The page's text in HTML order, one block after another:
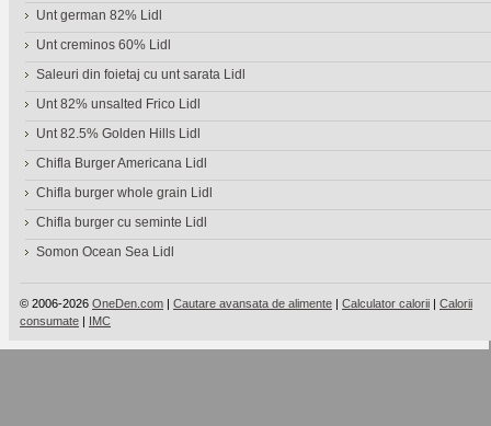
Unt german 82% Lidl
Unt creminos 60% Lidl
Saleuri din foietaj cu unt sarata Lidl
Unt 82% unsalted Frico Lidl
Unt 82.5% Golden Hills Lidl
Chifla Burger Americana Lidl
Chifla burger whole grain Lidl
Chifla burger cu seminte Lidl
Somon Ocean Sea Lidl
© 2006-2026 OneDen.com | Cautare avansata de alimente | Calculator calorii | Calorii
consumate | IMC